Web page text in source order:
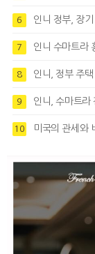
6 인니 정부, 장기
7 인니 수마트라
8 인니, 정부 주
9 인니, 수마트라
10 미국의 관세와